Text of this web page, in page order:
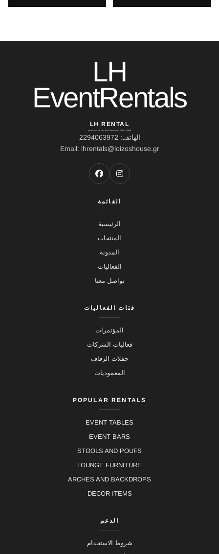
LH
EventRentals
LH RENTAL
العنوان: Ierou Loxou 10, Kato Souli, Marathonas, 19007
الهاتف: 2294063972
Email: lhrentals@loizoshouse.gr
القائمة
الرئيسية
المنتجات
المدونة
الفعاليات
تواصل معنا
فئات الفعاليات
المؤتمرات
فعاليات الشركات
حفلات الزفاف
المعموديات
POPULAR RENTALS
EVENT TABLES
EVENT BARS
STOOLS AND POUFS
LOUNGE FURNITURE
ARCHES AND BACKDROPS
DECOR ITEMS
الدعم
شروط الاستخدام